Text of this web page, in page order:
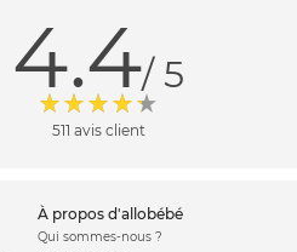
4.4/ 5
511 avis client
à propos d'allobébé
Qui sommes-nous ?